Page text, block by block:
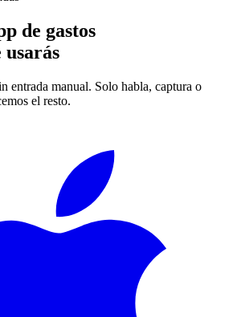
de gastos
usarás
entrada manual. Solo habla, captura o
el resto.